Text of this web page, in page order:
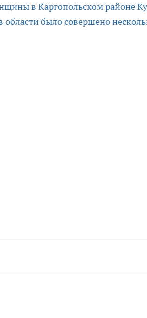
в Каргопольском районе
области было совершено